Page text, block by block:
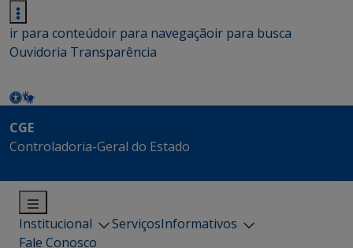
ir para conteúdoir para navegaçãoir para busca
Ouvidoria Transparência
CGE
Controladoria-Geral do Estado
Institucional ServiçosInformativos
Fale Conosco